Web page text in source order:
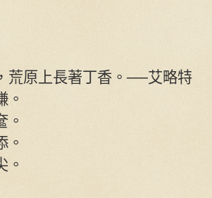
荒原上長著丁香。──艾略特
。
。
。
。